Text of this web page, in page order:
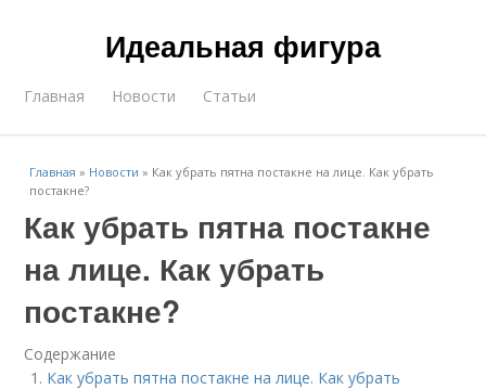
Идеальная фигура
Главная Новости Статьи
Главная » Новости » Как убрать пятна постакне на лице. Как убрать
постакне?
Как убрать пятна постакне
на лице. Как убрать
постакне?
Содержание
Как убрать пятна постакне на лице. Как убрать